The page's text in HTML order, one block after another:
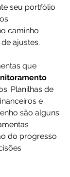
seu portfólio
caminho
ajustes.
que
Planilhas de
e
são alguns
do progresso